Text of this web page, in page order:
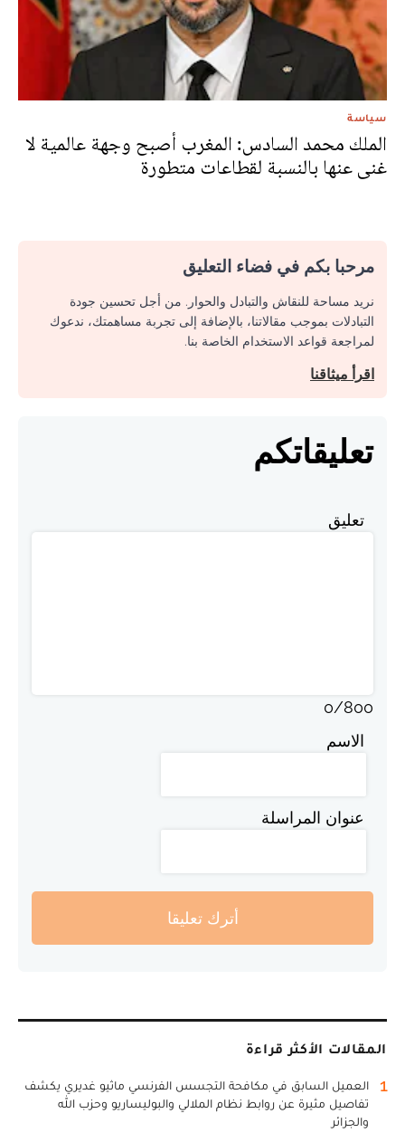
سياسة
الملك محمد السادس: المغرب أصبح وجهة عالمية لا
غنى عنها بالنسبة لقطاعات متطورة
مرحبا بكم في فضاء التعليق
نريد مساحة للنقاش والتبادل والحوار. من أجل تحسين جودة
التبادلات بموجب مقالاتنا، بالإضافة إلى تجربة مساهمتك، ندعوك
لمراجعة قواعد الاستخدام الخاصة بنا.
اقرأ ميثاقنا
تعليقاتكم
تعليق
0/800
الاسم
عنوان المراسلة
أترك تعليقا
المقالات الأكثر قراءة
1
العميل السابق في مكافحة التجسس الفرنسي ماثيو غديري يكشف
تفاصيل مثيرة عن روابط نظام الملالي والبوليساريو وحزب الله
والجزائر